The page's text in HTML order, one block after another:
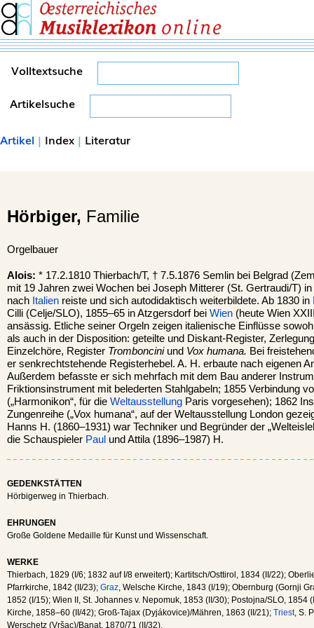
Volltextsuche
Artikelsuche
Artikel | Index | Literatur
Hörbiger, Familie
Orgelbauer
Alois: * 17.2.1810 Thierbach/T, † 7.5.1876 Semlin bei Belgrad
mit 19 Jahren zwei Wochen bei Joseph Mitterer (St. Gertraudi/T)
nach Italien reiste und sich autodidaktisch weiterbildete. Ab 1830 in
Cilli (Celje/SLO), 1855–65 in Atzgersdorf bei Wien (heute Wien
ansässig. Etliche seiner Orgeln zeigen italienische Einflüsse
als auch in der Disposition: geteilte und Diskant-Register,
Einzelchöre, Register Trombonciniund Vox humana. Bei
er senkrechtstehende Registerhebel. A. H. erbaute nach eigenen
Außerdem befasste er sich mehrfach mit dem Bau anderer
Friktionsinstrument mit belederten Stahlgabeln; 1855 Verbindung
(„Harmonikon“, für die Weltausstellung Paris vorgesehen); 1862
Zungenreihe („Vox humana“, auf der Weltausstellung London
Hanns H. (1860–1931) war Techniker und Begründer der
die Schauspieler Paul und Attila (1896–1987) H.
GEDENKSTÄTTEN
Hörbigerweg in Thierbach.
EHRUNGEN
Große Goldene Medaille für Kunst und Wissenschaft.
WERKE
Thierbach, 1829 (I/6; 1832 auf I/8 erweitert); Kartitsch/Osttirol, 1834 (II/22);
Pfarrkirche, 1842 (II/23); Graz , Welsche Kirche, 1843 (I/19); Obernburg (Gornji
1852 (I/15); Wien II, St. Johannes v. Nepomuk, 1853 (II/30); Postojna/SLO, 1854
Kirche, 1858–60 (II/42); Groß-Tajax (Dyjákovice)/Mähren, 1863 (II/21); Triest, S.
Werschetz (Vršac)/Banat, 1870/71 (II/32).